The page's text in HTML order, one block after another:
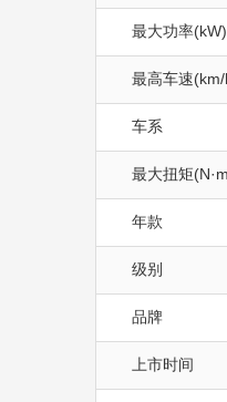
最大功率(kW)
最高车速
车系
最大扭矩
年款
级别
品牌
上市时间